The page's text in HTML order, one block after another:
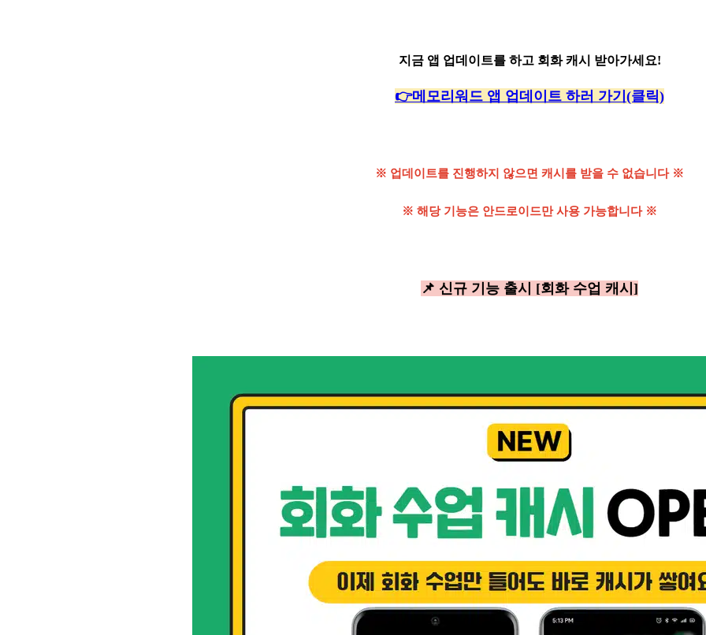
지금 앱 업데이트를 하고 회화 캐시 받아가세요!
👉메모리워드 앱 업데이트 하러 가기(클릭)
※ 업데이트를 진행하지 않으면 캐시를 받을 수 없습니다 ※
※ 해당 기능은 안드로이드만 사용 가능합니다 ※
📌 신규 기능 출시 [회화 수업 캐시]